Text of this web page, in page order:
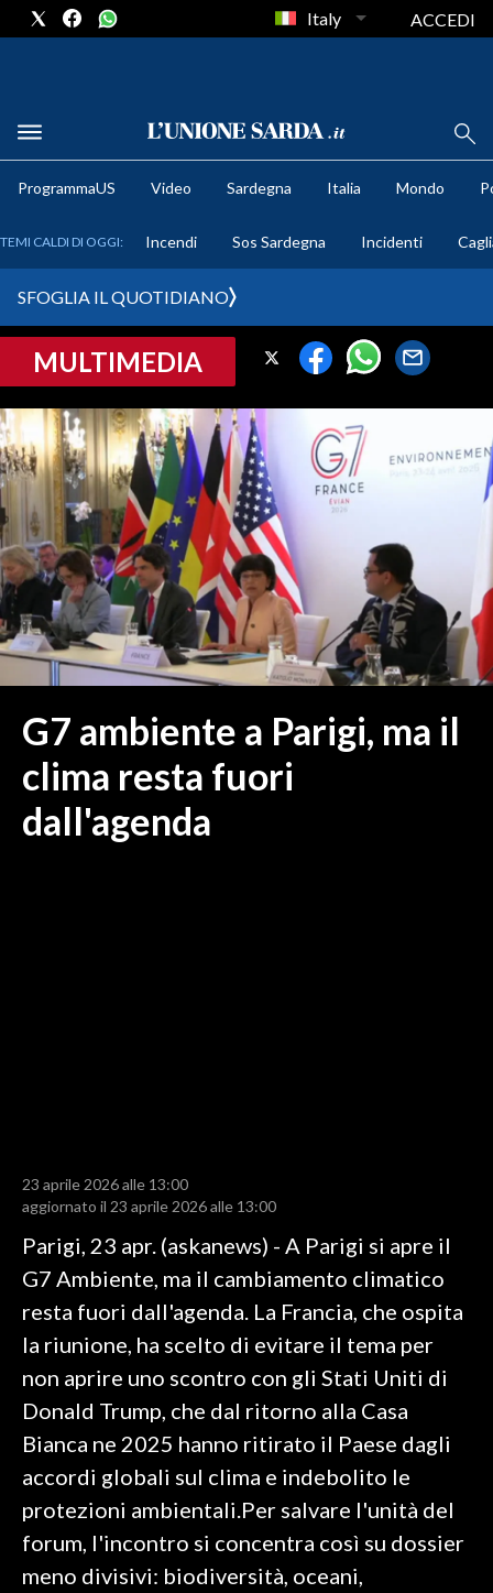
METEO
CRONACA SARDEGNA
PROVINCIA DI CAGLIARI
SULCIS IGLESIENTE
MEDIO CAMPIDANO
ORISTANO E PROVINCIA
SASSARI E PROVINCIA
GALLURA
NUORO E PROVINCIA
OGLIASTRA
ITALIA
MONDO
RISULTATI E CLASSIFICHE
CALCIO REGIONALE
BASKET
VOLLEY
MOTORI
TENNIS
ALTRI SPORT
CULTURA
SPETTACOLI
GOSSIP
Italy ACCEDI
ProgrammaUS Video Sardegna Italia Mondo
TEMI CALDI DI OGGI: Incendi Sos Sardegna Incidenti
SFOGLIA IL QUOTIDIANO
MULTIMEDIA
G7 ambiente a Parigi, ma il
clima resta fuori
dall'agenda
23 aprile 2026 alle 13:00
aggiornato il 23 aprile 2026 alle 13:00
Parigi, 23 apr. (askanews) - A Parigi si apre il
G7 Ambiente, ma il cambiamento climatico
resta fuori dall'agenda. La Francia, che ospita
la riunione, ha scelto di evitare il tema per
non aprire uno scontro con gli Stati Uniti di
Donald Trump, che dal ritorno alla Casa
Bianca ne 2025 hanno ritirato il Paese dagli
accordi globali sul clima e indebolito le
protezioni ambientali.Per salvare l'unità del
forum, l'incontro si concentra così su dossier
meno divisivi: biodiversità, oceani,